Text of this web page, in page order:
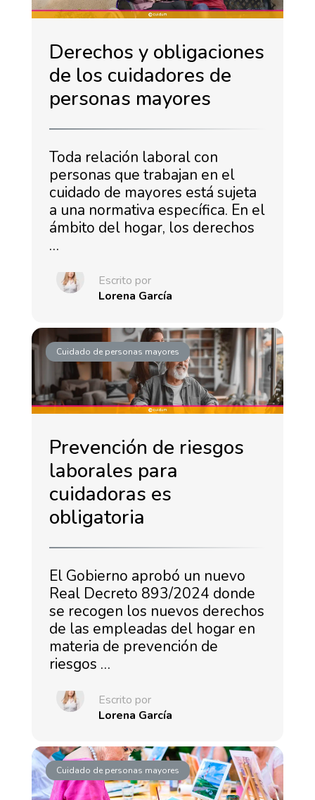
Derechos y obligaciones
de los cuidadores de
personas mayores
Toda relación laboral con
personas que trabajan en el
cuidado de mayores está sujeta
a una normativa específica. En el
ámbito del hogar, los derechos
…
Escrito por
Lorena García
Cuidado de personas mayores
Prevención de riesgos
laborales para
cuidadoras es
obligatoria
El Gobierno aprobó un nuevo
Real Decreto 893/2024 donde
se recogen los nuevos derechos
de las empleadas del hogar en
materia de prevención de
riesgos …
Escrito por
Lorena García
Cuidado de personas mayores